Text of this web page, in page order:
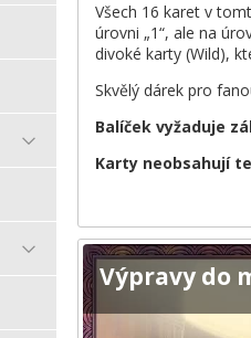
Všech 16 karet v
úrovni „1“, ale na
divoké karty (Wild),
Skvělý dárek pro
Balíček vyžaduje
Karty neobsahují
Výpravy do